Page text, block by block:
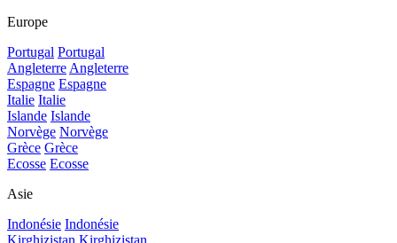
Europe
Portugal Portugal
Angleterre Angleterre
Espagne Espagne
Italie Italie
Islande Islande
Norvège Norvège
Grèce Grèce
Ecosse Ecosse
Asie
Indonésie Indonésie
Kirghizistan Kirghizistan